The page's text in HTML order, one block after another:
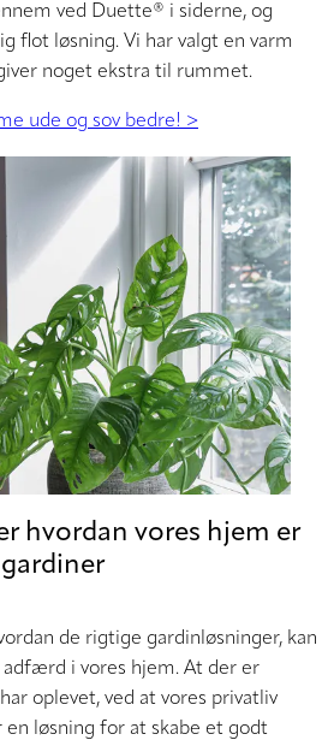
ved Duette® i siderne, og
flot løsning. Vi har valgt en varm
noget ekstra til rummet.
ude og sov bedre! >
hvordan vores hjem er
de rigtige gardinløsninger, kan
adfærd i vores hjem. At der er
oplevet, ved at vores privatliv
løsning for at skabe et godt